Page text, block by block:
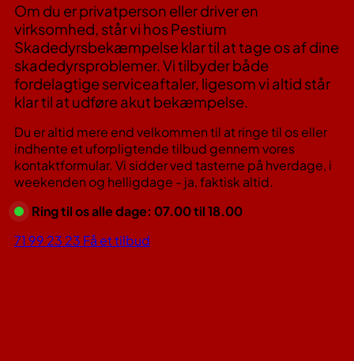
Om du er privatperson eller driver en
virksomhed, står vi hos Pestium
Skadedyrsbekæmpelse klar til at tage os af dine
skadedyrsproblemer. Vi tilbyder både
fordelagtige serviceaftaler, ligesom vi altid står
klar til at udføre akut bekæmpelse.
Du er altid mere end velkommen til at ringe til os eller
indhente et uforpligtende tilbud gennem vores
kontaktformular. Vi sidder ved tasterne på hverdage, i
weekenden og helligdage - ja, faktisk altid.
Ring til os alle dage: 07.00 til 18.00
71 99 23 23 Få et tilbud